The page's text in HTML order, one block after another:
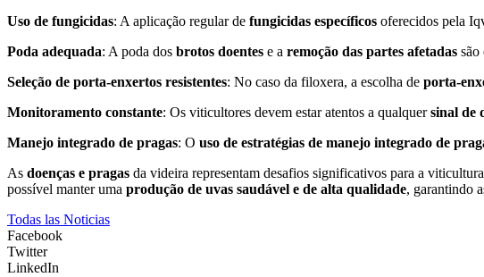
Uso de fungicidas: A aplicação regular de fungicidas específicos oferecidos pela
Poda adequada: A poda dos brotos doentes e a remoção das partes afetadas são
Seleção de porta-enxertos resistentes: No caso da filoxera, a escolha de porta-
Monitoramento constante: Os viticultores devem estar atentos a qualquersinal de
Manejo integrado de pragas: O uso de estratégias de manejo integrado de
As doenças e pragas da videira representam desafios significativos para a
possível manter uma produção de uvas saudável e de alta qualidade, garantindo
Todas las Noticias
Facebook
Twitter
LinkedIn